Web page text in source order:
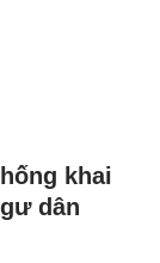
khai
dân